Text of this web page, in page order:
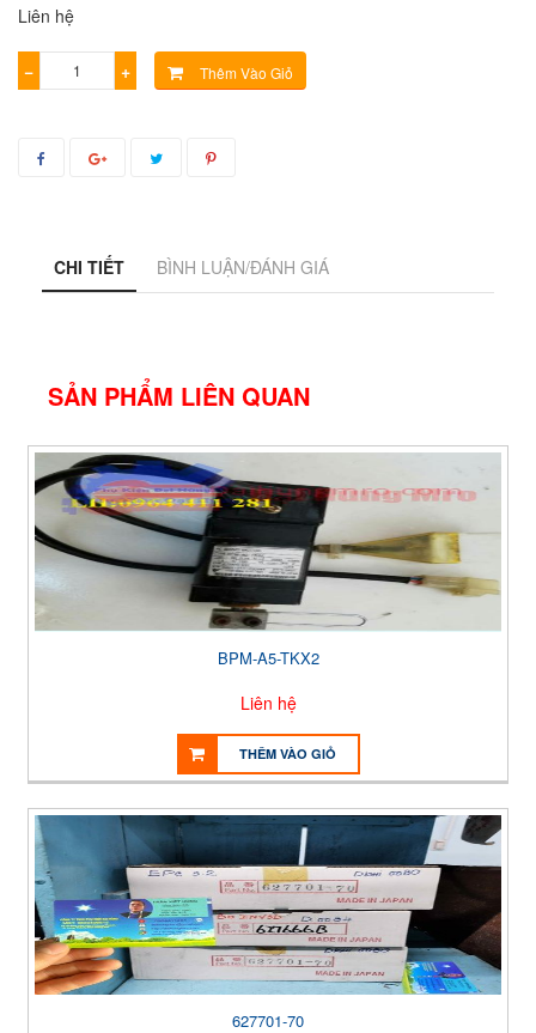
Liên hệ
− + Thêm Vào Giỏ
CHI TIẾT BÌNH LUẬN/ĐÁNH GIÁ
SẢN PHẨM LIÊN QUAN
BPM-A5-TKX2
Liên hệ
THÊM VÀO GIỎ
627701-70